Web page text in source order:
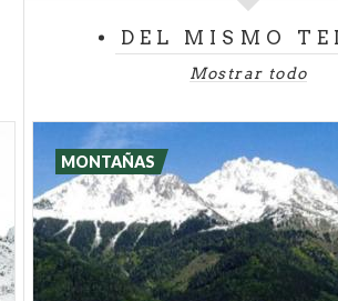
DEL MISMO
Mostrar todo
MONTAÑAS